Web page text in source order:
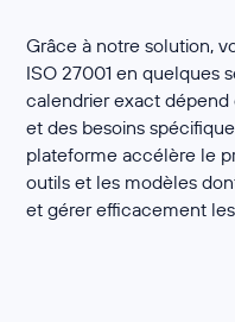
Grâce à notre solution,
ISO 27001 en quelques
calendrier exact
et des besoins
plateforme accélère le
outils et les modèles
et gérer efficacement